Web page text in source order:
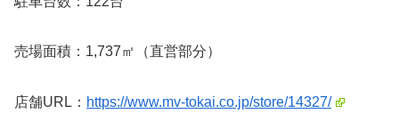
売場面積：1,737㎡（直営部分）
店舗URL： https://www.mv-tokai.co.jp/store/14327/